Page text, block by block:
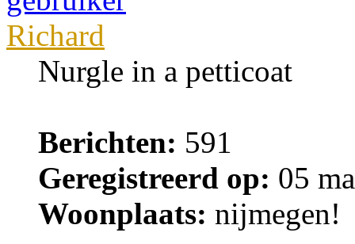
Richard
Nurgle in a petticoat
Berichten: 591
Geregistreerd op: 05
Woonplaats: nijmegen!